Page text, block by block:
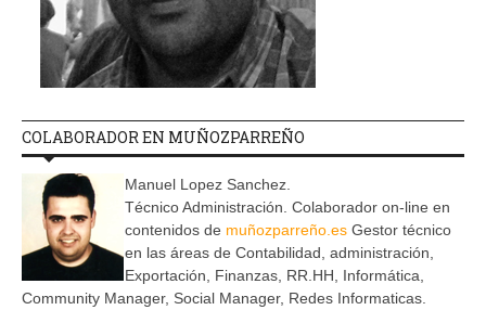
COLABORADOR EN MUÑOZPARREÑO
Manuel Lopez Sanchez.
Técnico Administración. Colaborador on-line en
contenidos de muñozparreño.es Gestor técnico
en las áreas de Contabilidad, administración,
Exportación, Finanzas, RR.HH, Informática,
Community Manager, Social Manager, Redes Informaticas.